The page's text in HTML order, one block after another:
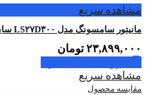
مشاهده سریع
مانیتور سامسونگ مدل LS۲۷D۳۰۰ سایز ۲۷ اینچ
۲۳,۸۹۹,۰۰۰ تومان
مشاهده سریع
مقایسه محصول